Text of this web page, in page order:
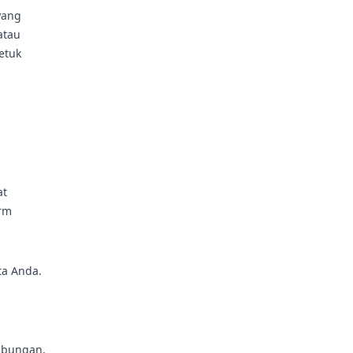
Anda.